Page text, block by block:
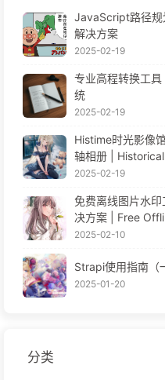
JavaScript路径规
解决方案
2025-02-19
专业高程转换工
统
2025-02-19
Histime时光影像
轴相册 |
2025-02-19
免费离线图片水
决方案 | Free
2025-02-10
Strapi使用指南（
2025-01-20
分类